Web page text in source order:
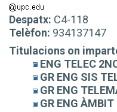
Despatx: C4-118
Telèfon: 934137147
Titulacions on
ENG TELEC
GR ENG SIS
GR ENG
GR ENG